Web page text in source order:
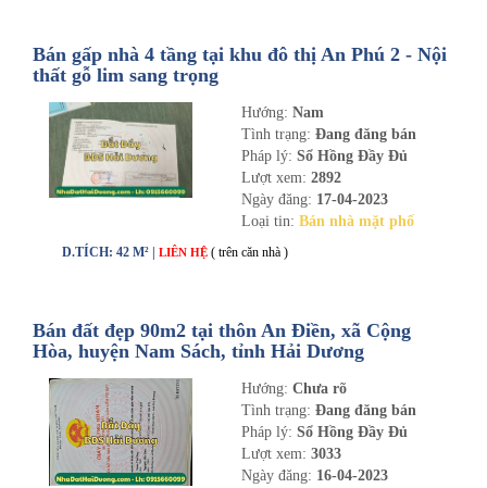
Bán gấp nhà 4 tầng tại khu đô thị An Phú 2 - Nội
thất gỗ lim sang trọng
Hướng: Nam
Tình trạng: Đang đăng bán
Pháp lý: Sổ Hồng Đầy Đủ
Lượt xem: 2892
Ngày đăng: 17-04-2023
Loại tin: Bán nhà mặt phố
D.TÍCH: 42 M² | LIÊN HỆ ( trên căn nhà )
Bán đất đẹp 90m2 tại thôn An Điền, xã Cộng
Hòa, huyện Nam Sách, tỉnh Hải Dương
Hướng: Chưa rõ
Tình trạng: Đang đăng bán
Pháp lý: Sổ Hồng Đầy Đủ
Lượt xem: 3033
Ngày đăng: 16-04-2023